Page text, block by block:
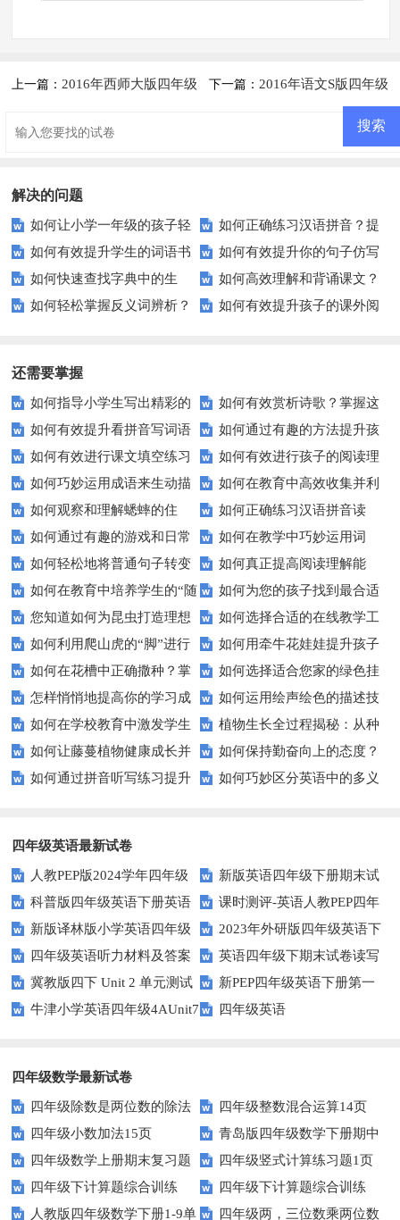
上一篇： 2016年西师大版四年级
答案
下一篇： 2016年语文S版四年级
解决的问题
如何让小学一年级的孩子轻
松掌握语文第一单元？
如何正确练习汉语拼音？提
升发音清晰度的小秘诀
如何有效提升学生的词语书
写能力？这里有你想要的答案！
如何有效提升你的句子仿写
技巧？这些建议或许能帮到你
如何快速查找字典中的生
词？这些方法让你事半功倍！
如何高效理解和背诵课文？
这些技巧让你事半功倍！
如何轻松掌握反义词辨析？
如何有效提升孩子的课外阅
还需要掌握
如何指导小学生写出精彩的
动物观察习作？
如何有效赏析诗歌？掌握这
五个技巧让你成为诗歌鉴赏高
手！
如何有效提升看拼音写词语
的能力？这些技巧你必须知道！
如何通过有趣的方法提升孩
子的组词能力？
如何有效进行课文填空练习
以提升学习效率？
如何有效进行孩子的阅读理
解练习？
如何巧妙运用成语来生动描
写人物？
如何在教育中高效收集并利
用全国人民抗击非典的历史资
料？
如何观察和理解蟋蟀的住
宅？探索小昆虫的大智慧
如何正确练习汉语拼音读
音？这些技巧让你事半功倍！
如何通过有趣的游戏和日常
练习有效提升拼写能力？
如何在教学中巧妙运用词
语？提升学生语言表达力的五大
技巧
如何轻松地将普通句子转变
为充满趣味的拟人句？
如何真正提高阅读理解能
力？试试这5个技巧！
如何在教育中培养学生的“随
遇而安”心态？
如何为您的孩子找到最合适
的教育路径？——家长必读
您知道如何为昆虫打造理想
家园吗？——轻松DIY昆虫住宅
指南
如何选择合适的在线教学工
具来提高课堂互动性？
如何利用爬山虎的“脚”进行
城市绿化？——吸盘功能解析
如何用牵牛花娃娃提升孩子
的自然认知？
如何在花槽中正确撒种？掌
握这些技巧让你轻松养花
如何选择适合您家的绿色挂
毯？打造自然舒适的居住空间
怎样悄悄地提高你的学习成
绩？揭秘不为人知的学习秘籍
如何运用绘声绘色的描述技
巧来提高课堂教学效果？
如何在学校教育中激发学生
不屈不挠的精神？
植物生长全过程揭秘：从种
子到成熟需知哪些关键点？
如何让藤蔓植物健康成长并
快速攀爬？
如何保持勤奋向上的态度？
这些方法让你事半功倍！
如何通过拼音听写练习提升
如何巧妙区分英语中的多义
四年级英语最新试卷
人教PEP版2024学年四年级
英语下册期末测试卷
新版英语四年级下册期末试
卷
科普版四年级英语下册英语
Lesson1测试题及答案
课时测评-英语人教PEP四年
级上册 unit3 What would you
like-PartB练习及答案 (3)
新版译林版小学英语四年级
下册试卷Unit1-Unit2单元测试题
2023年外研版四年级英语下
册期中检测试题
四年级英语听力材料及答案
英语四年级下期末试卷读写
部分答案
冀教版四下 Unit 2 单元测试
新PEP四年级英语下册第一
单元测试题
牛津小学英语四年级4AUnit7
四年级英语
四年级数学最新试卷
四年级除数是两位数的除法
11页
四年级整数混合运算14页
四年级小数加法15页
青岛版四年级数学下册期中
测试题及答案
四年级数学上册期末复习题
及详细答案(5套)
四年级竖式计算练习题1页
（无答案）
四年级下计算题综合训练
（师版）
四年级下计算题综合训练
（学生版）
人教版四年级数学下册1-9单 四年级两，三位数乘两位数